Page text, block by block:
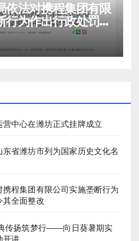
依法对携程集团有限
行为作出行政处罚并
改
中心在潍坊正式挂牌成立
东省潍坊市列为国家历史文化名
程集团有限公司实施垄断行为
其全面整改
传扬筑梦行——向日葵暑期实
开讲